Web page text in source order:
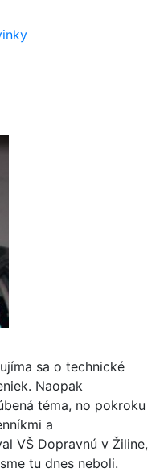
sa o technické
Naopak
téma, no pokroku
a
VŠ Dopravnú v Žiline,
tu dnes neboli.